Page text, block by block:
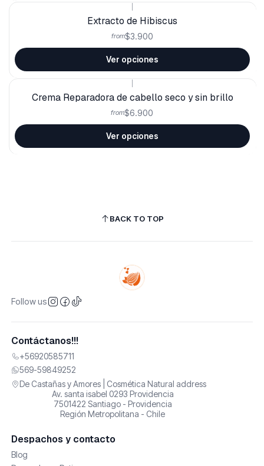
Extracto de Hibiscus
from$3.900
Ver opciones
Crema Reparadora de cabello seco y sin brillo
from$6.900
Ver opciones
BACK TO TOP
Follow us
Contáctanos!!!
+56920585711
569-59849252
De Castañas y Amores | Cosmética Natural address
Av. santa isabel 0293 Providencia
7501422 Santiago - Providencia
Región Metropolitana - Chile
Despachos y contacto
Blog